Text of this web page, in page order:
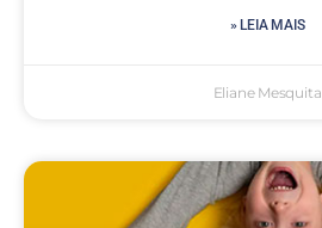
» LEIA MAIS
Eliane Mesquita